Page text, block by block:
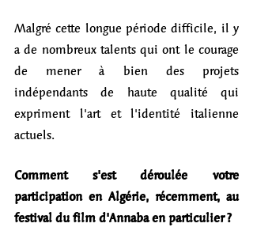
Malgré cette longue période difficile, il y
a de nombreux talents qui ont le courage
de mener à bien des projets
indépendants de haute qualité qui
expriment l'art et l'identité italienne
actuels.
Comment s'est déroulée votre
participation en Algérie, récemment, au
festival du film d'Annaba en particulier ?